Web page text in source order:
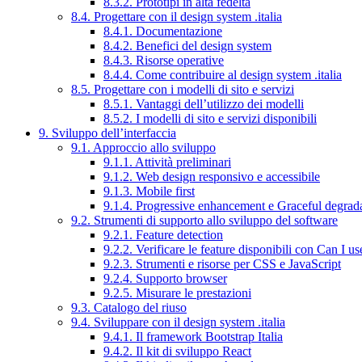
8.4. Progettare con il design system .italia
8.4.1. Documentazione
8.4.2. Benefici del design system
8.4.3. Risorse operative
8.4.4. Come contribuire al design system .italia
8.5. Progettare con i modelli di sito e servizi
8.5.1. Vantaggi dell’utilizzo dei modelli
8.5.2. I modelli di sito e servizi disponibili
9. Sviluppo dell’interfaccia
9.1. Approccio allo sviluppo
9.1.1. Attività preliminari
9.1.2. Web design responsivo e accessibile
9.1.3. Mobile first
9.1.4. Progressive enhancement e Graceful
9.2. Strumenti di supporto allo sviluppo del software
9.2.1. Feature detection
9.2.2. Verificare le feature disponibili con Can I
9.2.3. Strumenti e risorse per CSS e JavaScript
9.2.4. Supporto browser
9.2.5. Misurare le prestazioni
9.3. Catalogo del riuso
9.4. Sviluppare con il design system .italia
9.4.1. Il framework Bootstrap Italia
9.4.2. Il kit di sviluppo React